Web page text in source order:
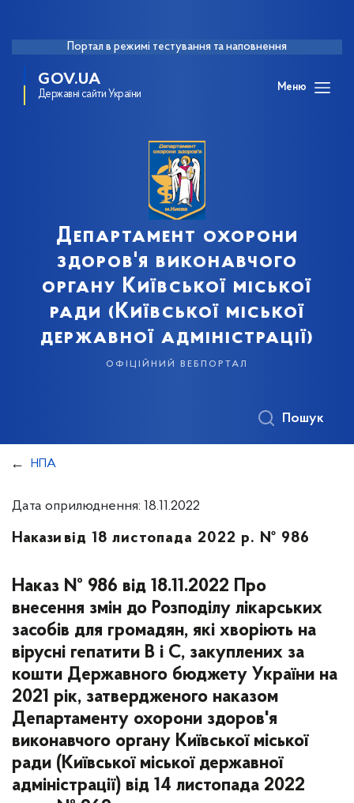
Портал в режимі тестування та наповнення
GOV.UA
Державні сайти України
Меню
Департамент охорони
здоров'я виконавчого
органу Київської міської
ради (Київської міської
державної адміністрації)
офіційний вебпортал
Пошук
НПА
Дата оприлюднення: 18.11.2022
Накази від 18 листопада 2022 р. № 986
Наказ № 986 від 18.11.2022 Про
внесення змін до Розподілу лікарських
засобів для громадян, які хворіють на
вірусні гепатити В і С, закуплених за
кошти Державного бюджету України на
2021 рік, затвердженого наказом
Департаменту охорони здоров'я
виконавчого органу Київської міської
ради (Київської міської державної
адміністрації) від 14 листопада 2022